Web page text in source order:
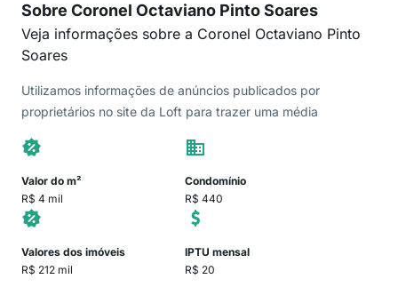
Sobre Coronel Octaviano Pinto Soares
Veja informações sobre a Coronel Octaviano Pinto
Soares
Utilizamos informações de anúncios publicados por
proprietários no site da Loft para trazer uma média
Valor do m²
R$ 4 mil
Condomínio
R$ 440
Valores dos imóveis
R$ 212 mil
IPTU mensal
R$ 20